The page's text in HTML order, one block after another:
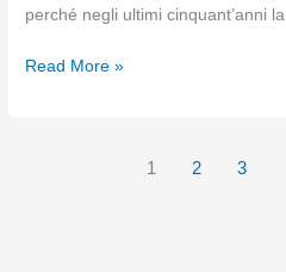
perché negli ultimi cinquant’anni la
Due
Read More »
1 2 3